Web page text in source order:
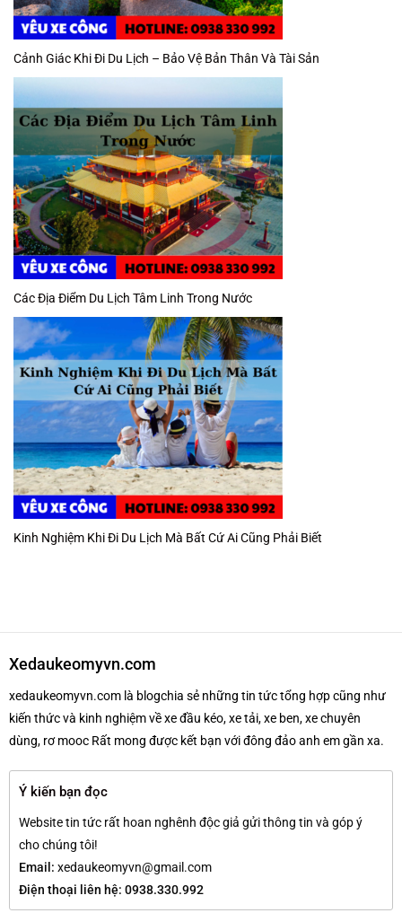
Cảnh Giác Khi Đi Du Lịch – Bảo Vệ Bản Thân Và Tài Sản
Các Địa Điểm Du Lịch Tâm Linh Trong Nước
Kinh Nghiệm Khi Đi Du Lịch Mà Bất Cứ Ai Cũng Phải Biết
Xedaukeomyvn.com
xedaukeomyvn.com là blogchia sẻ những tin tức tổng hợp cũng như
kiến thức và kinh nghiệm về xe đầu kéo, xe tải, xe ben, xe chuyên
dùng, rơ mooc Rất mong được kết bạn với đông đảo anh em gần xa.
Ý kiến bạn đọc
Website tin tức rất hoan nghênh độc giả gửi thông tin và góp ý
cho chúng tôi!
Email: xedaukeomyvn@gmail.com
Điện thoại liên hệ: 0938.330.992